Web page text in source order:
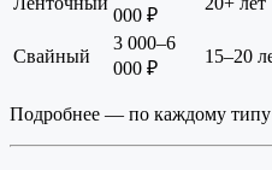
000 ₽
Свайный
3 000–6
000 ₽
15–20
Подробнее — по каждому